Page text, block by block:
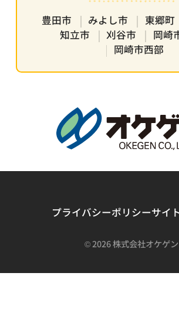
豊田市 みよし市 東郷町
知立市
刈谷市
岡崎
岡崎市西部
プライバシーポリシーサイ
©2026 株式会社オケゲン